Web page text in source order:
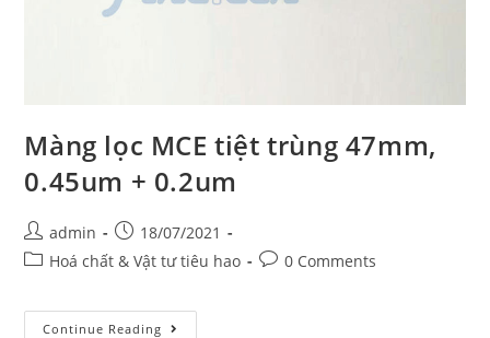
Màng lọc MCE tiệt trùng 47mm,
0.45um + 0.2um
Post
author:
admin
Post
published:
18/07/2021
PostHoá chất & Vật tư tiêu hao
Post0 Comments
Continue Reading